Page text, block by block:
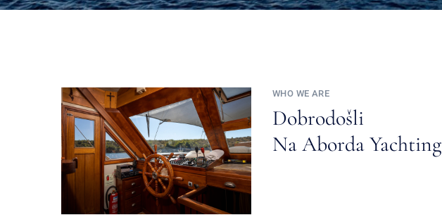
WHO WE ARE
Dobrodošli
Na Aborda Yachting